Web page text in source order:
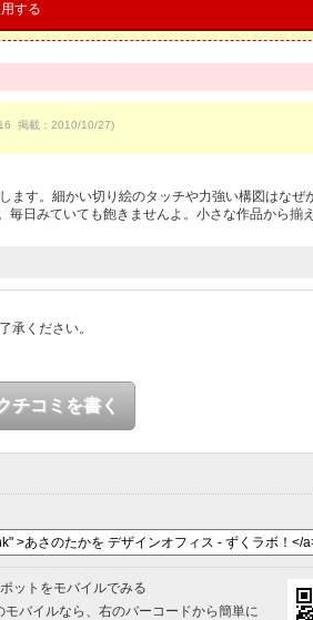
する
掲載：2010/10/27)
ます。細かい切り絵のタッチや力強い構図はなぜ
日みていても飽きませんよ。小さな作品から揃
承ください。
チコミを書く
ットをモバイルでみる
モバイルなら、右のバーコードから簡単に